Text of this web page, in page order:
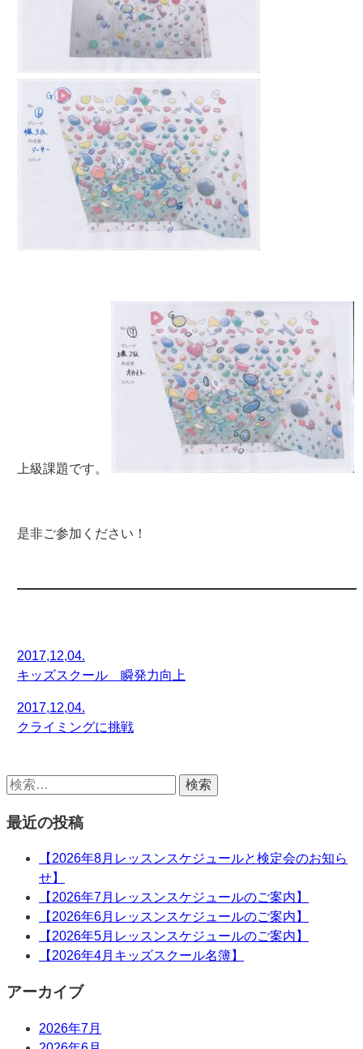
上級課題です。
是非ご参加ください！
2017,12,04.
キッズスクール 瞬発力向上
2017,12,04.
クライミングに挑戦
最近の投稿
【2026年8月レッスンスケジュールと検定会のお知ら
せ】
【2026年7月レッスンスケジュールのご案内】
【2026年6月レッスンスケジュールのご案内】
【2026年5月レッスンスケジュールのご案内】
【2026年4月キッズスクール名簿】
アーカイブ
2026年7月